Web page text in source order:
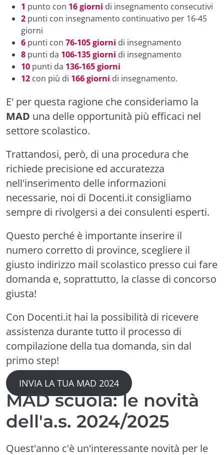
1 punto con 16 giorni di insegnamento consecutivi
2 punti con insegnamento continuativo per 16-45
giorni
6 punti con 76-105 giorni di insegnamento
8 punti da 106-135 giorni di insegnamento
10 punti da 136-165 giorni
12 con più di 166 giorni di insegnamento.
E' per questa ragione che consideriamo la
MAD una delle opportunità più efficaci nel
settore scolastico.
Trattandosi, però, di una procedura che
richiede precisione ed accuratezza
nell'inserimento delle informazioni
necessarie, noi di Docenti.it consigliamo
sempre di rivolgersi a dei consulenti esperti.
Questo perché è importante inserire il
numero corretto di province, scegliere il
giusto indirizzo mail scolastico presso cui fare
domanda e, soprattutto, la classe di concorso
giusta!
Con Docenti.it hai la possibilità di ricevere
assistenza durante tutto il processo di
compilazione della tua domanda, sin dal
primo step!
INVIA LA TUA MAD 2024
MAD scuola: le novità
dell'a.s. 2024/2025
Quest'anno c'è un'interessante novità per le